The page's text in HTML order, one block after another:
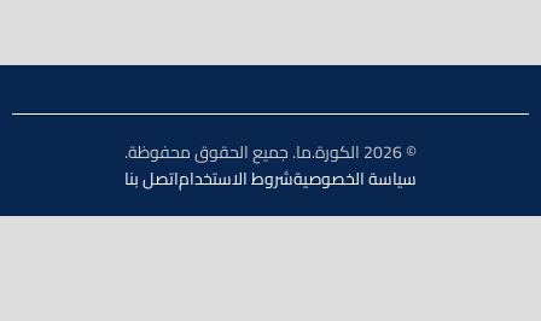
سياسة الخصوصيةشروط الاستخداماتصل بنا